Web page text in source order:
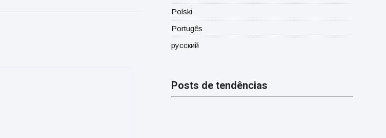
Polski
Portugês
русский
Posts de tendências